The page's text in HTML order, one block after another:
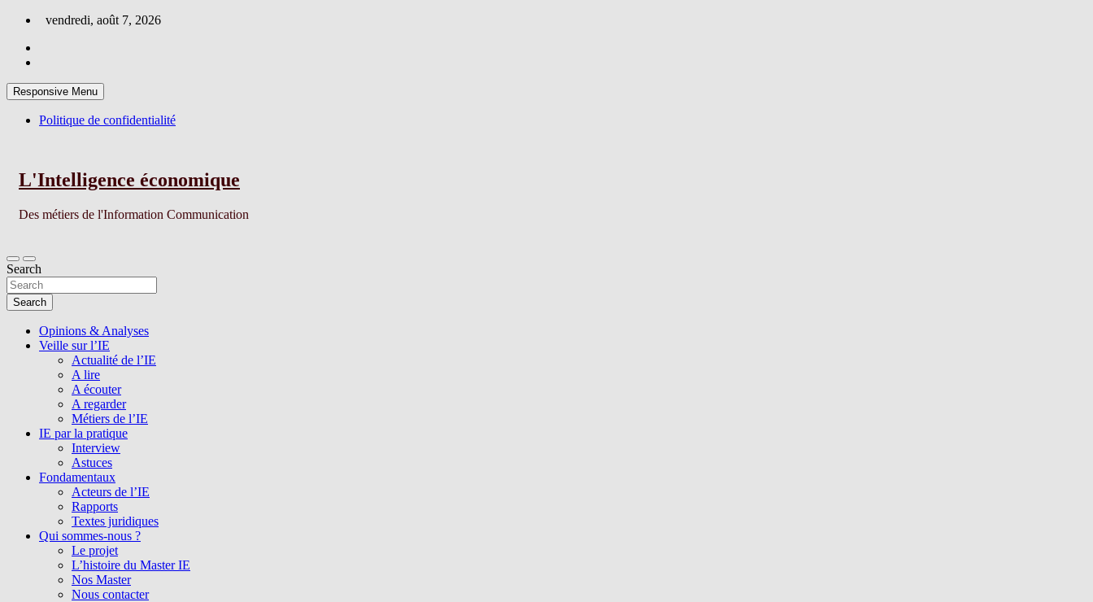
Skip
content
vendredi, août 7, 2026
Responsive Menu
Politique de confidentialité
L'Intelligence économique
Des métiers de l'Information Communication
Search
Search
Opinions & Analyses
Veille sur l’IE
Actualité de l’IE
A lire
A écouter
A regarder
Métiers de l’IE
IE par la pratique
Interview
Astuces
Fondamentaux
Acteurs de l’IE
Rapports
Textes juridiques
Qui sommes-nous ?
Le projet
L’histoire du Master IE
Nos Master
Nous contacter